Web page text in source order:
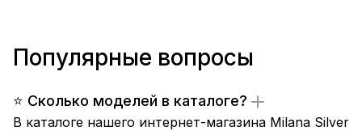
Популярные вопросы
⭐ Сколько моделей в каталоге?
В каталоге нашего интернет-магазина Milana Silver